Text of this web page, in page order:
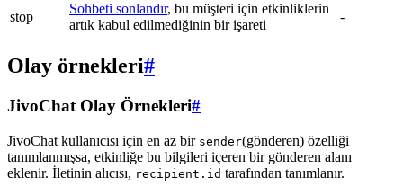
stop
Sohbeti sonlandır, bu müşteri için etkinliklerin
artık kabul edilmediğinin bir işareti
-
Olay örnekleri#
JivoChat Olay Örnekleri#
JivoChat kullanıcısı için en az bir sender(gönderen) özelliği
tanımlanmışsa, etkinliğe bu bilgileri içeren bir gönderen alanı
eklenir. İletinin alıcısı, recipient.id tarafından tanımlanır.